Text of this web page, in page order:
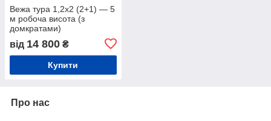
Вежа тура 1,2х2 (2+1) — 5
м робоча висота (з
домкратами)
від 14 800 ₴
Купити
Про нас